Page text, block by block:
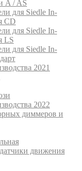
A / AS
для Siedle In-
CD
для Siedle In-
LS
для Siedle In-
2021
2022
диммеров и
движения